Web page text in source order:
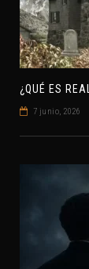
¿QUÉ ES
7 junio, 2026